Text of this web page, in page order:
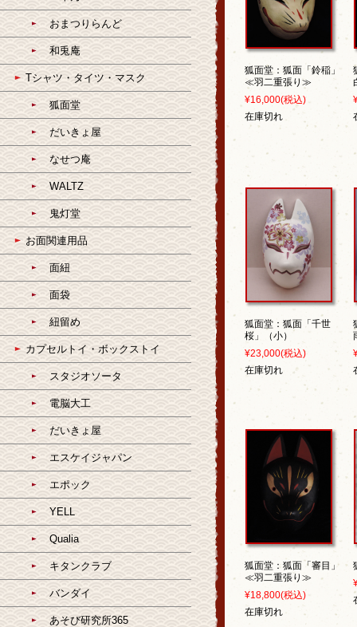
狐面堂：狐面「鈴稲」
≪羽二重張り≫
¥16,000(税込)
在庫切れ
狐面堂：狐面「千世
桜」（小）
¥23,000(税込)
在庫切れ
狐面堂：狐面「審目」
≪羽二重張り≫
¥18,800(税込)
在庫切れ
おまつりらんど
和兎庵
Tシャツ・タイツ・マスク
狐面堂
だいきょ屋
なせつ庵
WALTZ
鬼灯堂
お面関連用品
面紐
面袋
紐留め
カプセルトイ・ボックストイ
スタジオソータ
電脳大工
だいきょ屋
エスケイジャパン
エポック
YELL
Qualia
キタンクラブ
バンダイ
あそび研究所365